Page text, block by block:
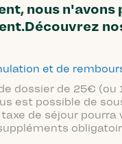
nous
et de
dossier de 25€
est possible de
de séjour